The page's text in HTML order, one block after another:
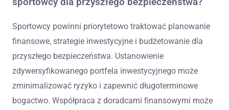
Sportowcy powinni priorytetowo traktować planowanie
finansowe, strategie inwestycyjne i budżetowanie dla
przyszłego bezpieczeństwa. Ustanowienie
zdywersyfikowanego portfela inwestycyjnego może
zminimalizować ryzyko i zapewnić długoterminowe
bogactwo. Współpraca z doradcami finansowymi może